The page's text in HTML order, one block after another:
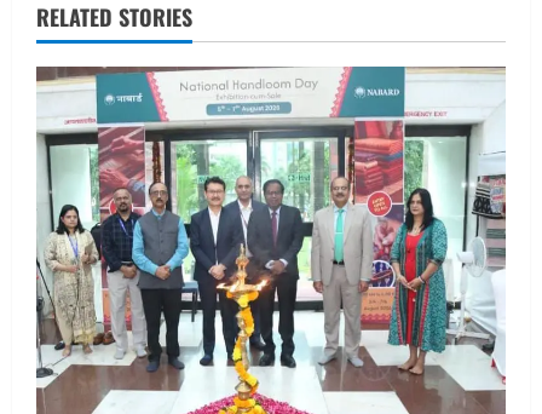
v
i
g
a
t
i
o
n
RELATED STORIES